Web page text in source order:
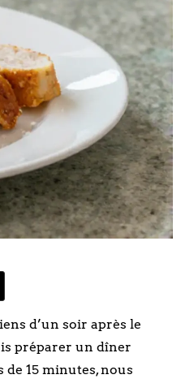
d’un soir après le
préparer un dîner
15 minutes, nous